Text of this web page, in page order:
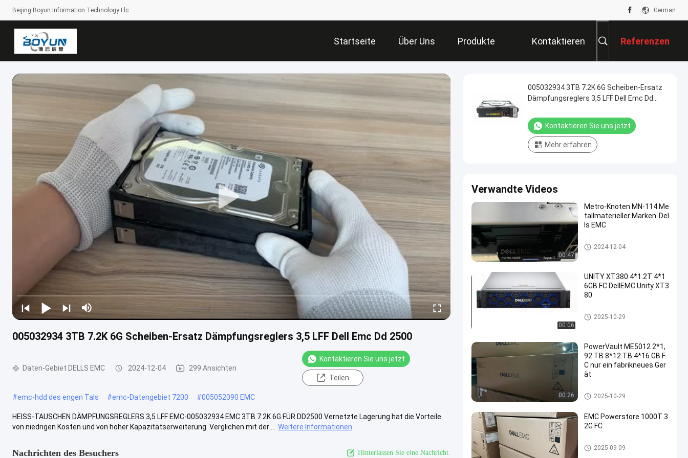
Beijing Boyun Information Technology Llc German
Startseite Über Uns Produkte Kontaktieren
Sie Uns
Referenzen
005032934 3TB 7.2K 6G Scheiben-Ersatz Dämpfungsreglers 3,5 LFF Dell Emc Dd 2500
Daten-Gebiet DELLS EMC 2024-12-04 299 Ansichten
Kontaktieren Sie uns jetzt
Teilen
#emc-hdd des engen Tals #emc-Datengebiet 7200 #005052090 EMC
HEISS-TAUSCHEN DÄMPFUNGSREGLERS 3,5 LFF EMC-005032934 EMC 3TB 7.2K 6G FÜR DD2500 Vernetzte Lagerung hat die Vorteile
von niedrigen Kosten und von hoher Kapazitätserweiterung. Verglichen mit der ...
Weitere Informationen
Nachrichten des Besuchers Hinterlassen Sie eine Nachricht.
005032934 3TB 7.2K 6G Scheiben-Ersatz
Dämpfungsreglers 3,5 LFF Dell Emc Dd
Kontaktieren Sie uns jetzt
Mehr erfahren
Verwandte Videos
00:47
Metro-Knoten MN-114 Me
tallmaterieller Marken-Del
ls EMC
Daten-Gebiet DELLS EMC
2024-12-04
00:06
UNITY XT380 4*1.2T 4*1
6GB FC DellEMC Unity XT3
80
Einheits-Speicher DELLS EMC
2025-10-29
00:26
PowerVault ME5012 2*1,
92 TB 8*12 TB 4*16 GB F
C nur ein fabrikneues Ger
ät
Einheits-Speicher DELLS EMC
2025-10-29
EMC Powerstore 1000T 3
2G FC
Einheits-Speicher DELLS EMC
2025-09-09